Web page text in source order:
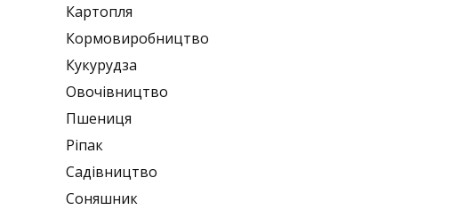
Картопля
Кормовиробництво
Кукурудза
Овочівництво
Пшениця
Ріпак
Садівництво
Соняшник